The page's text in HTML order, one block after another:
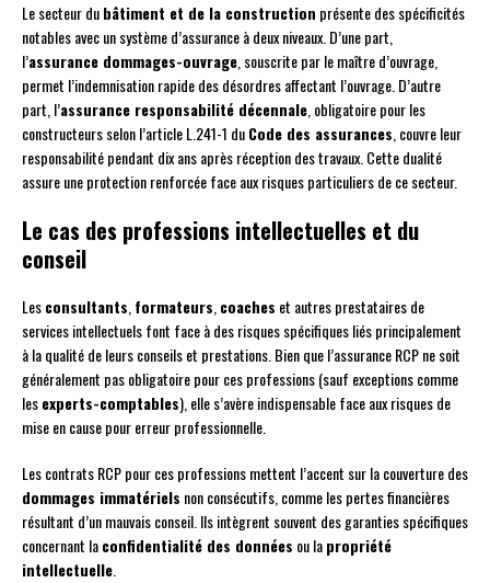
Le secteur dubâtiment et de la construction présente des spécificités
notables avec un système d’assurance à deux niveaux. D’une part,
l’assurance dommages-ouvrage, souscrite par le maître d’ouvrage,
permet l’indemnisation rapide des désordres affectant l’ouvrage. D’autre
part, l’assurance responsabilité décennale, obligatoire pour les
constructeurs selon l’article L.241-1 duCode des assurances, couvre leur
responsabilité pendant dix ans après réception des travaux. Cette dualité
assure une protection renforcée face aux risques particuliers de ce secteur.
Le cas des professions intellectuelles et du
conseil
Lesconsultants,formateurs,coaches et autres prestataires de
services intellectuels font face à des risques spécifiques liés principalement
à la qualité de leurs conseils et prestations. Bien que l’assurance RCP ne soit
généralement pas obligatoire pour ces professions (sauf exceptions comme
lesexperts-comptables), elle s’avère indispensable face aux risques de
mise en cause pour erreur professionnelle.
Les contrats RCP pour ces professions mettent l’accent sur la couverture des
dommages immatériels non consécutifs, comme les pertes financières
résultant d’un mauvais conseil. Ils intègrent souvent des garanties spécifiques
concernant laconfidentialité des données ou lapropriété
intellectuelle.